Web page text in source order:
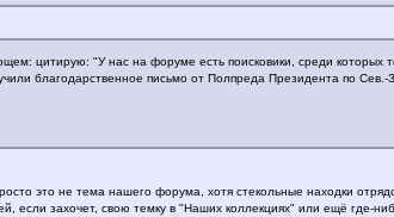
цитирую: "У нас на форуме есть поисковики, среди которых
благодарственное письмо от Полпреда Президента по Сев.-
это не тема нашего форума, хотя стекольные находки
захочет, свою темку в "Наших коллекциях" или ещё где-